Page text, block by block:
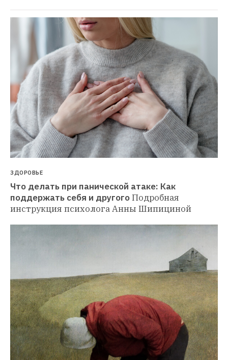
ЗДОРОВЬЕ
Что делать при панической атаке: Как
поддержать себя и другогоПодробная
инструкция психолога Анны Шипициной